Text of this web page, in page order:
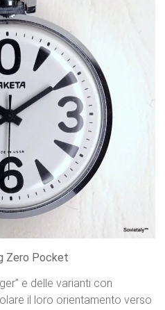
Zero Pocket
e delle varianti con
il loro orientamento verso